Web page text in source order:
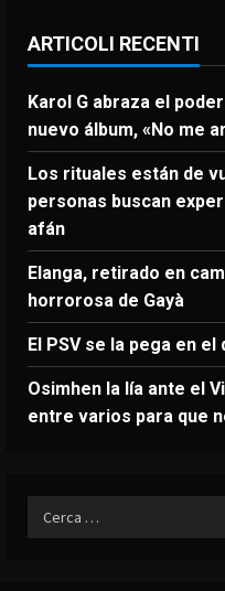
ARTICOLI RECENTI
Karol G abraza el
nuevo álbum, «No me
Los rituales están de
personas buscan
afán
Elanga, retirado en
horrorosa de Gayà
El PSV se la pega en el
Osimhen la lía ante el
entre varios para que
Ricerca
per: